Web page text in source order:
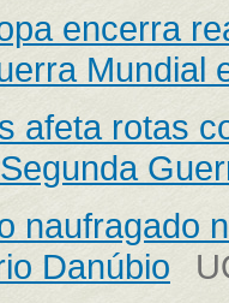
encerra
Mundial
afeta rotas
naufragado
Danúbio